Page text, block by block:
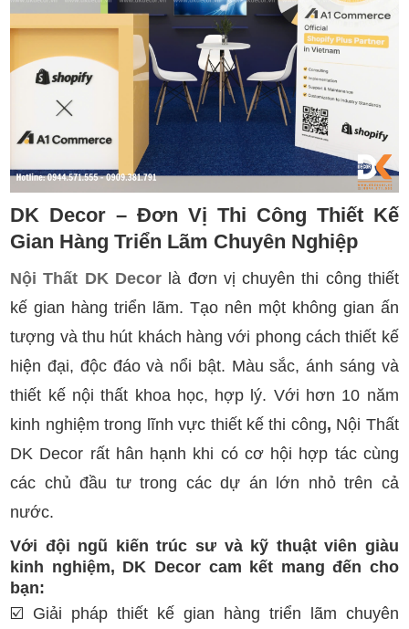
DK Decor – Đơn Vị Thi Công Thiết Kế
Gian Hàng Triển Lãm Chuyên Nghiệp
Nội Thất DK Decorlà đơn vị chuyên thi công thiết
kế gian hàng triển lãm. Tạo nên một không gian ấn
tượng và thu hút khách hàng với phong cách thiết kế
hiện đại, độc đáo và nổi bật. Màu sắc, ánh sáng và
thiết kế nội thất khoa học, hợp lý. Với hơn 10 năm
kinh nghiệm trong lĩnh vực thiết kế thi công, Nội Thất
DK Decor rất hân hạnh khi có cơ hội hợp tác cùng
các chủ đầu tư trong các dự án lớn nhỏ trên cả
nước.
Với đội ngũ kiến trúc sư và kỹ thuật viên giàu
kinh nghiệm, DK Decor cam kết mang đến cho
bạn:
☑️ Giải pháp thiết kế gian hàng triển lãm chuyên